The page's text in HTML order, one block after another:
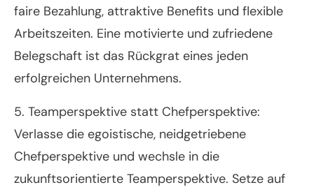
faire Bezahlung, attraktive Benefits und flexible
Arbeitszeiten. Eine motivierte und zufriedene
Belegschaft ist das Rückgrat eines jeden
erfolgreichen Unternehmens.
5. Teamperspektive statt Chefperspektive:
Verlasse die egoistische, neidgetriebene
Chefperspektive und wechsle in die
zukunftsorientierte Teamperspektive. Setze auf